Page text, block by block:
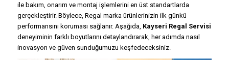
ile bakım, onarım ve montaj işlemlerini en üst standartlarda
gerçekleştirir. Böylece, Regal marka ürünlerinizin ilk günkü
performansını koruması sağlanır. Aşağıda, Kayseri Regal Servisi
deneyiminin farklı boyutlarını detaylandırarak, her adımda nasıl
inovasyon ve güven sunduğumuzu keşfedeceksiniz.